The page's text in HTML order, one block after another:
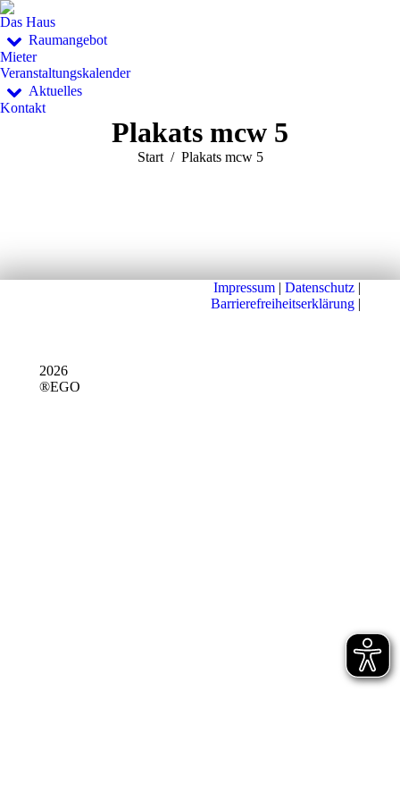
Das Haus
Raumangebot
Mieter
Veranstaltungskalender
Aktuelles
Kontakt
Plakats mcw 5
Sie befinden sich hier:
Start Plakats mcw 5
2026
®EGO
Impressum | Datenschutz |
Barrierefreiheitserklärung |